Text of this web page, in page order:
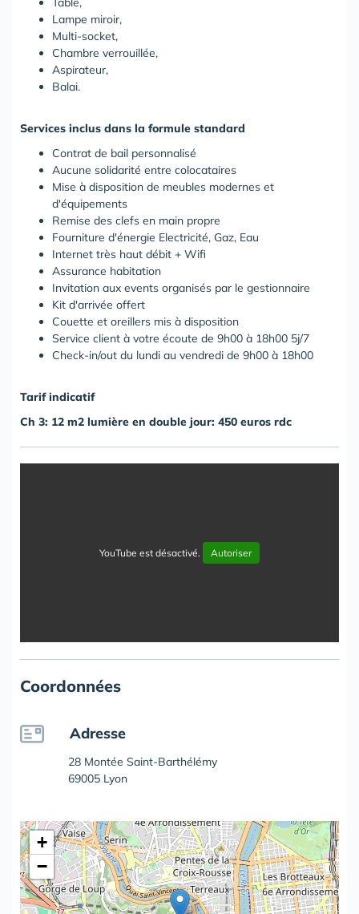
Lampe miroir,
Multi-socket,
Chambre verrouillée,
Aspirateur,
Balai.
Services inclus dans la formule standard
Contrat de bail personnalisé
Aucune solidarité entre colocataires
Mise à disposition de meubles modernes et
d'équipements
Remise des clefs en main propre
Fourniture d'énergie Electricité, Gaz, Eau
Internet très haut débit + Wifi
Assurance habitation
Invitation aux events organisés par le gestionnaire
Kit d'arrivée offert
Couette et oreillers mis à disposition
Service client à votre écoute de 9h00 à 18h00 5j/7
Check-in/out du lundi au vendredi de 9h00 à 18h00
Tarif indicatif
Ch 3: 12 m2 lumière en double jour: 450 euros rdc
YouTube est désactivé. Autoriser
Coordonnées
Adresse
28 Montée Saint-Barthélémy
69005 Lyon
+
−